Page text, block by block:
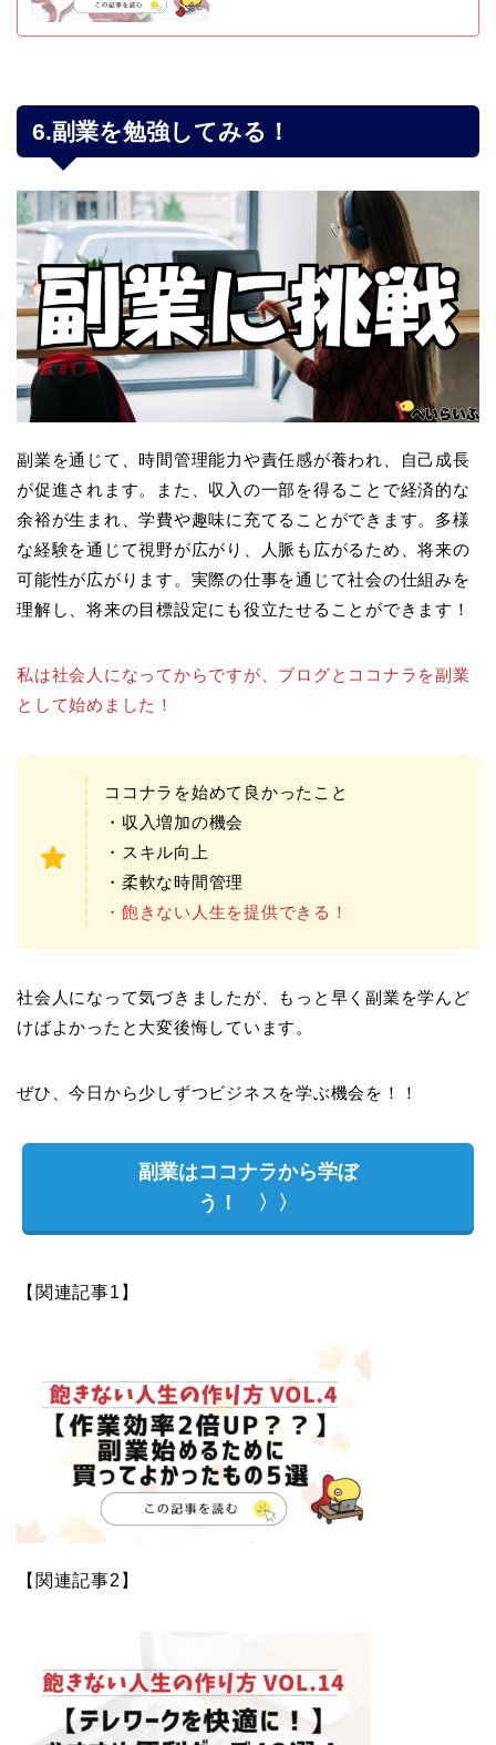
6.副業を勉強してみる！
副業を通じて、時間管理能力や責任感が養われ、自己成長
が促進されます。また、収入の一部を得ることで経済的な
余裕が生まれ、学費や趣味に充てることができます。多様
な経験を通じて視野が広がり、人脈も広がるため、将来の
可能性が広がります。実際の仕事を通じて社会の仕組みを
理解し、将来の目標設定にも役立たせることができます！
私は社会人になってからですが、ブログとココナラを副業
として始めました！
ココナラを始めて良かったこと
・収入増加の機会
・スキル向上
・柔軟な時間管理
・飽きない人生を提供できる！
社会人になって気づきましたが、もっと早く副業を学んど
けばよかったと大変後悔しています。
ぜひ、今日から少しずつビジネスを学ぶ機会を！！
副業はココナラから学ぼ
う！ 〉〉
【関連記事1】
【関連記事2】